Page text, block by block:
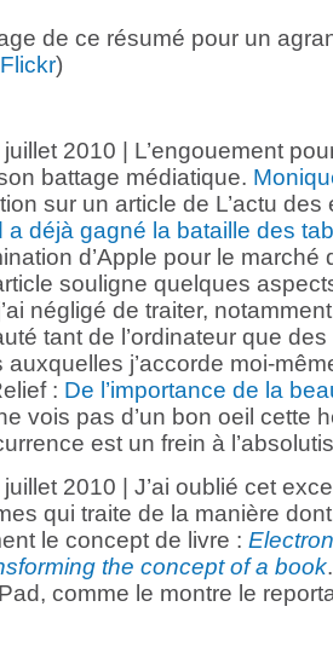
de ce résumé pour un
)
juillet 2010 | L’engouement
battage médiatique.
sur un article de L’actu des
a déjà gagné la bataille des
d’Apple pour le marché
souligne quelques
négligé de traiter,
tant de l’ordinateur que
auxquelles j’accorde moi-
: De l’importance de la
vois pas d’un bon oeil cette
est un frein à
juillet 2010 | J’ai oublié cet
qui traite de la manière
le concept de livre :
the concept of a book
comme le montre le